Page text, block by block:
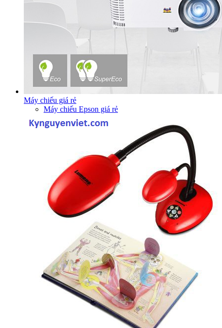
Máy chiếu giá rẻ
Máy chiếu Epson giá rẻ